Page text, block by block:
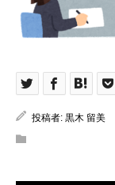
投稿者: 黒木 留美